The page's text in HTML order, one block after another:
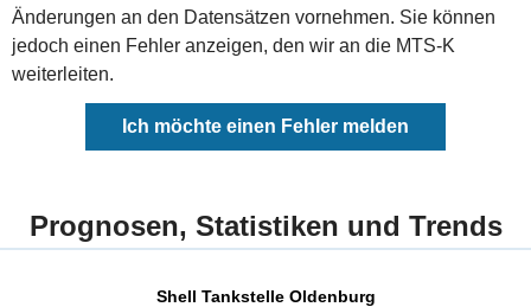
Änderungen an den Datensätzen vornehmen. Sie können
jedoch einen Fehler anzeigen, den wir an die MTS-K
weiterleiten.
Ich möchte einen Fehler melden
Prognosen, Statistiken und Trends
Shell Tankstelle Oldenburg